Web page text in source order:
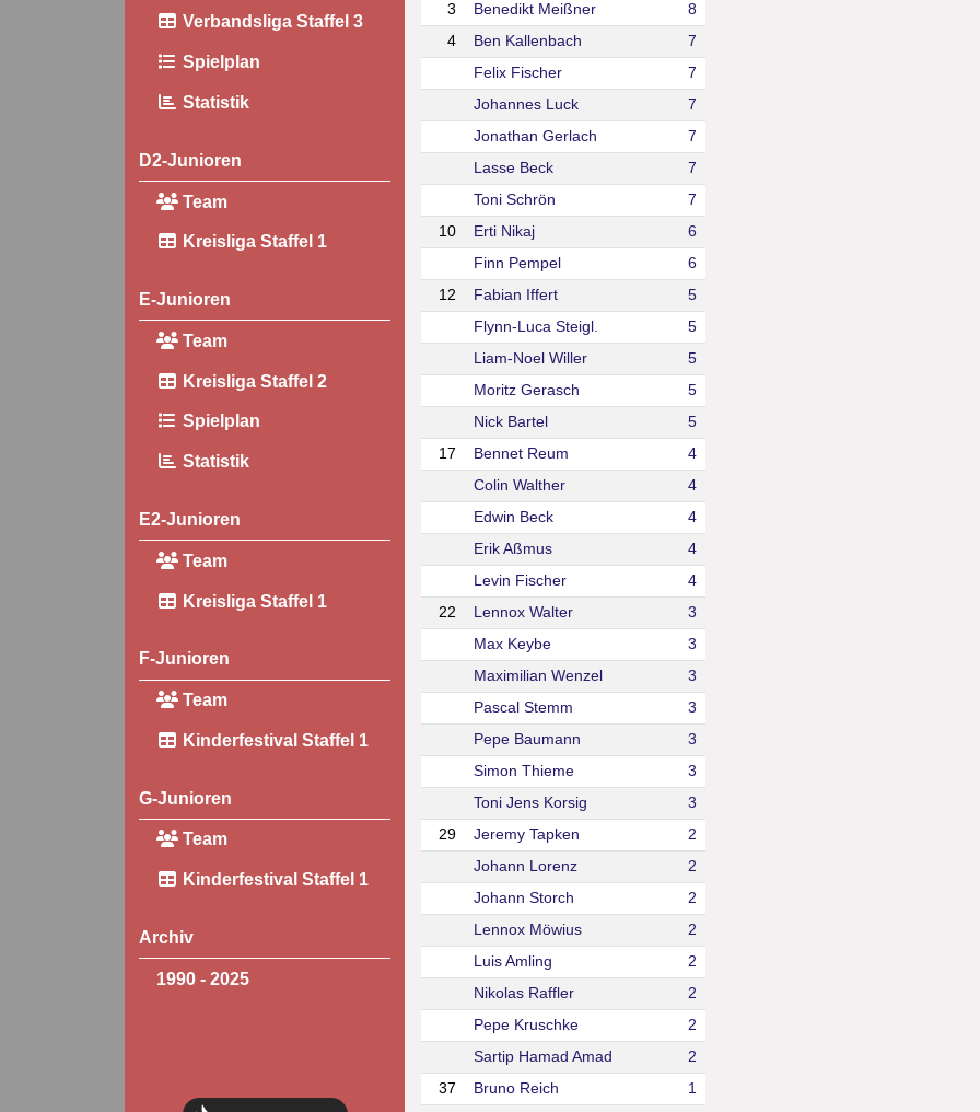
Verbandsliga Staffel 3
Spielplan
Statistik
D2-Junioren
Team
Kreisliga Staffel 1
E-Junioren
Team
Kreisliga Staffel 2
Spielplan
Statistik
E2-Junioren
Team
Kreisliga Staffel 1
F-Junioren
Team
Kinderfestival Staffel 1
G-Junioren
Team
Kinderfestival Staffel 1
Archiv
1990 - 2025
3
Benedikt Meißner
8
4
Ben Kallenbach
7
Felix Fischer
7
Johannes Luck
7
Jonathan Gerlach
7
Lasse Beck
7
Toni Schrön
7
10
Erti Nikaj
6
Finn Pempel
6
12
Fabian Iffert
5
Flynn-Luca Steigl.
5
Liam-Noel Willer
5
Moritz Gerasch
5
Nick Bartel
5
17
Bennet Reum
4
Colin Walther
4
Edwin Beck
4
Erik Aßmus
4
Levin Fischer
4
22
Lennox Walter
3
Max Keybe
3
Maximilian Wenzel
3
Pascal Stemm
3
Pepe Baumann
3
Simon Thieme
3
Toni Jens Korsig
3
29
Jeremy Tapken
2
Johann Lorenz
2
Johann Storch
2
Lennox Möwius
2
Luis Amling
2
Nikolas Raffler
2
Pepe Kruschke
2
Sartip Hamad Amad
2
37
Bruno Reich 1